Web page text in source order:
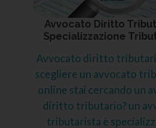
Avvocato Diritto
Specializzazione
Avvocato diritto
scegliere un avvocato
online stai cercando un
diritto tributario? un
tributarista è